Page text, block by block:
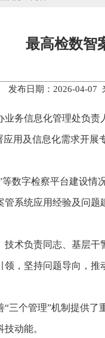
最高检数智
发布日期：2026-04-07
业务信息化管理处负
用及信息化需求开
等数字检察平台建设
系统应用经验及问
术负责同志、基层
，坚持问题导向，
三个管理”机制提供
动能。